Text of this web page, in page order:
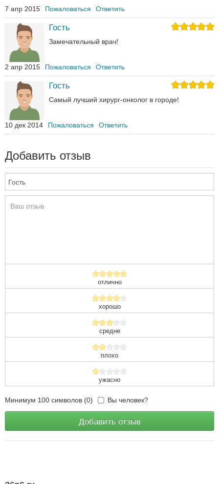
7 апр 2015
Пожаловаться Ответить
Гость
Замечательный врач!
2 апр 2015 Пожаловаться Ответить
Гость
Самый лучший хирург-онколог в городе!
10 дек 2014 Пожаловаться Ответить
Добавить отзыв
ужасно
плохо
средне
хорошо
отлично
Добавить отзыв
Минимум 100 символов (0) Вы человек?